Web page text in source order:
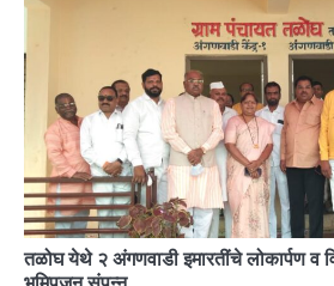
तळोघ येथे २ अंगणवाडी इमारतींचे लोकार्पण व